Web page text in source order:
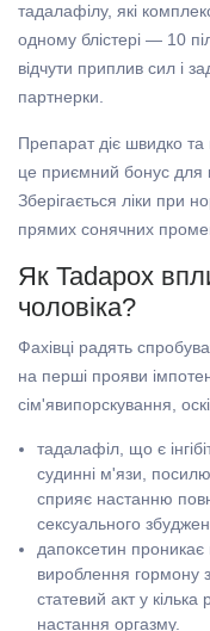
тадалафілу, які
одному блістері — 10
відчути приплив сил і
партнерки.
Препарат діє швидко
це приємний бонус для
Зберігається ліки при
прямих сонячних
Як Tadapox
чоловіка?
Фахівці радять
на перші прояви
сім'явипорскування,
тадалафіл, що є
судинні м'язи,
сприяє настанню
сексуального
дапоксетин
вироблення гормону
статевий акт у
настання оргазму.